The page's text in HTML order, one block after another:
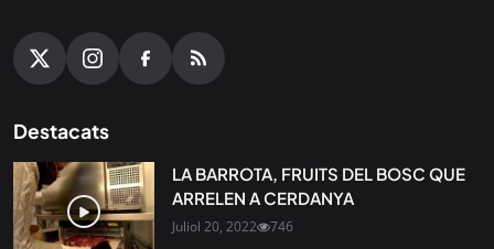
Destacats
LA BARROTA, FRUITS DEL BOSC QUE
ARRELEN A CERDANYA
Juliol 20, 2022 746